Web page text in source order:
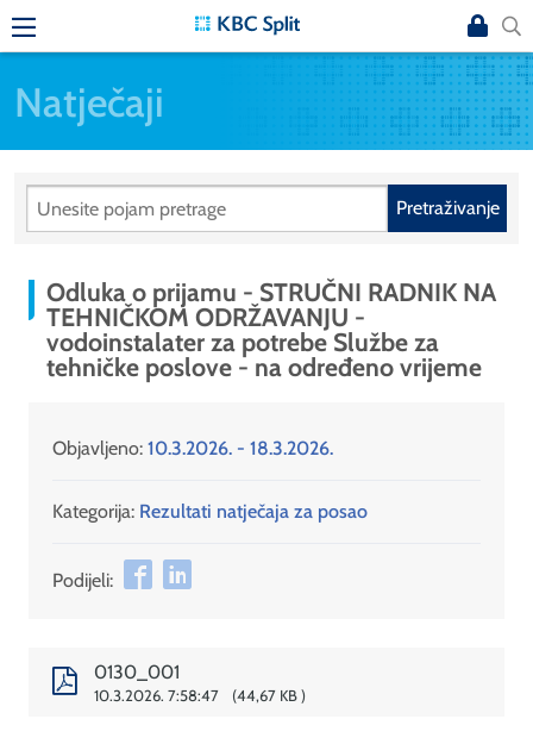
Natječaji
Pretraživanje
Odluka o prijamu - STRUČNI RADNIK NA
TEHNIČKOM ODRŽAVANJU -
vodoinstalater za potrebe Službe za
tehničke poslove - na određeno vrijeme
Objavljeno: 10.3.2026. - 18.3.2026.
Kategorija: Rezultati natječaja za posao
Podijeli:
0130_001
10.3.2026. 7:58:47 44,67 KB